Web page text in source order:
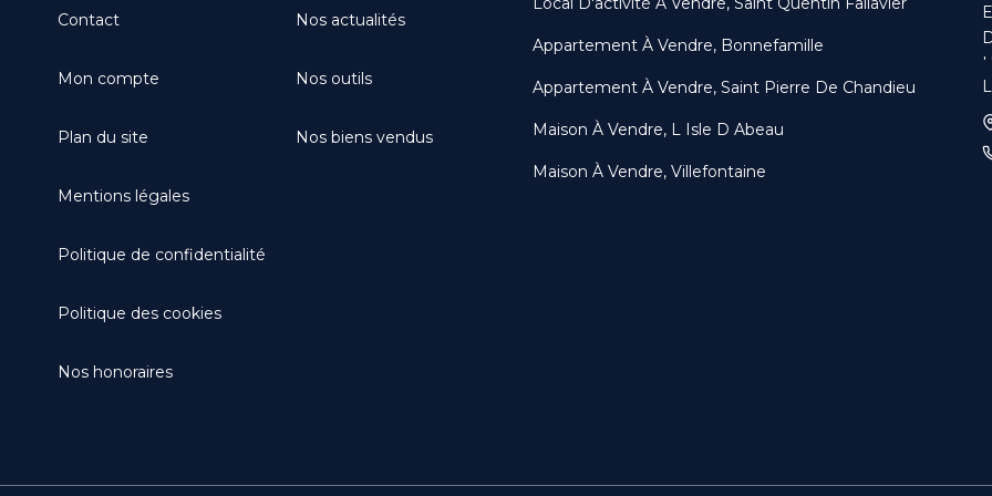
Contact
Mon compte
Plan du site
Mentions légales
Politique de confidentialité
Politique des cookies
Nos honoraires
Nos actualités
Nos outils
Nos biens vendus
Appartement À Vendre, Bonnefamille
Appartement À Vendre, Saint Pierre De Chandieu
Maison À Vendre, L Isle D Abeau
Maison À Vendre, Villefontaine